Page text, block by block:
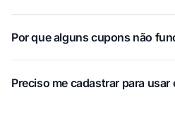
Por que alguns cupons não
Preciso me cadastrar para usar